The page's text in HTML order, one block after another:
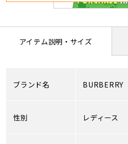
アイテム説明・サイズ
ブランド名 BURBERRY
性別 レディース